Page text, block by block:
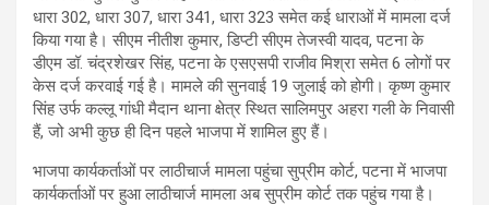
धारा 302, धारा 307, धारा 341, धारा 323 समेत कई धाराओं में मामला दर्ज
किया गया है। सीएम नीतीश कुमार, डिप्टी सीएम तेजस्वी यादव, पटना के
डीएम डॉ. चंद्रशेखर सिंह, पटना के एसएसपी राजीव मिश्रा समेत 6 लोगों पर
केस दर्ज करवाई गई है। मामले की सुनवाई 19 जुलाई को होगी। कृष्ण कुमार
सिंह उर्फ कल्लू गांधी मैदान थाना क्षेत्र स्थित सालिमपुर अहरा गली के निवासी
हैं, जो अभी कुछ ही दिन पहले भाजपा में शामिल हुए हैं।
भाजपा कार्यकर्ताओं पर लाठीचार्ज मामला पहुंचा सुप्रीम कोर्ट, पटना में भाजपा
कार्यकर्ताओं पर हुआ लाठीचार्ज मामला अब सुप्रीम कोर्ट तक पहुंच गया है।